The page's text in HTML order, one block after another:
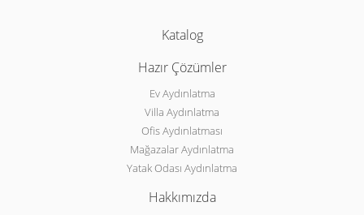
Katalog
Hazır Çözümler
Ev Aydınlatma
Villa Aydınlatma
Ofis Aydınlatması
Mağazalar Aydınlatma
Yatak Odası Aydınlatma
Hakkımızda